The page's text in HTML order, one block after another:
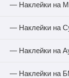
— Наклейки на
— Наклейки на
— Наклейки на
— Наклейки на